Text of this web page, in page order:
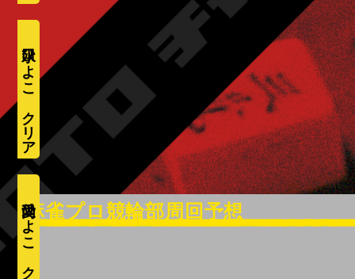
愛内ひよこ
水口ひよこ